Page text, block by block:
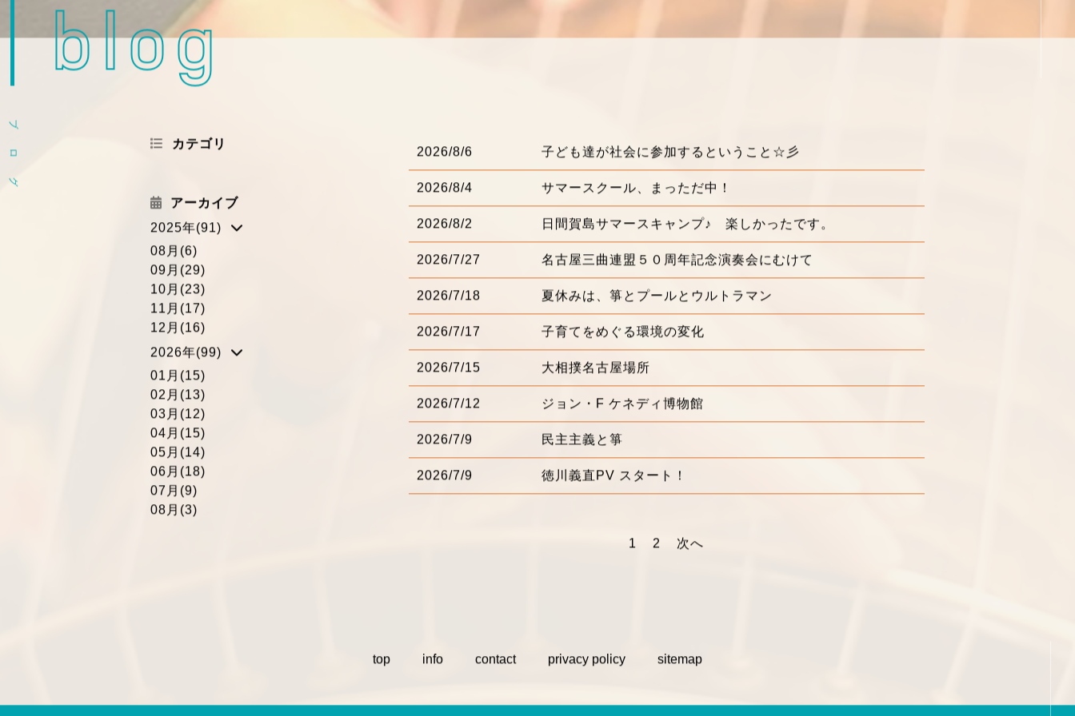
blog
ブ
ロ
グ
2026/8/6 子ども達が社会に参加するということ☆彡
2026/8/4 サマースクール、まっただ中！
2026/8/2 日間賀島サマースキャンプ♪ 楽しかったです。
2026/7/27 名古屋三曲連盟５０周年記念演奏会にむけて
2026/7/18 夏休みは、箏とプールとウルトラマン
2026/7/17 子育てをめぐる環境の変化
2026/7/15 大相撲名古屋場所
2026/7/12 ジョン・F ケネディ博物館
2026/7/9 民主主義と箏
2026/7/9 徳川義直PV スタート！
1 2 次へ
カテゴリ
アーカイブ
2025年(91)
08月(6)
09月(29)
10月(23)
11月(17)
12月(16)
2026年(99)
01月(15)
02月(13)
03月(12)
04月(15)
05月(14)
06月(18)
07月(9)
08月(3)
top info contact privacy policy sitemap